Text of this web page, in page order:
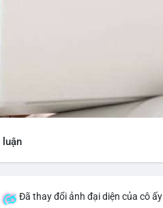
luận
Đã thay đổi ảnh đại diện của cô ấy